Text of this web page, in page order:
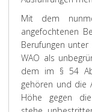
Mit dem
angefochtenen
Berufungen
WAO als
dem im § 54
gehören und die
Höhe gegen